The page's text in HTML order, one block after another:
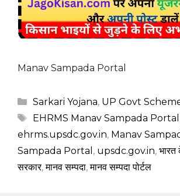
Manav Sampada Portal
Categories
Sarkari Yojana, UP Govt
Tags
EHRMS Manav Sampada Portal
ehrms.upsdc.gov.in, Manav
Sampada Portal , upsdc.gov.in, भारत
सरकार,मानव सम्पदा,मानव सम्पदा पोर्टल